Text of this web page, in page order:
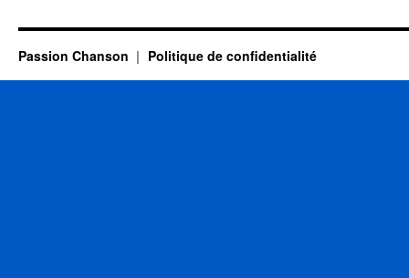
Passion Chanson Politique de confidentialité